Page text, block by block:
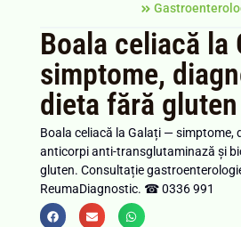
Boala celiacă la
simptome,
dieta fără gluten
Boala celiacă la Galați — simptome,
anticorpi anti-transglutaminază și
gluten. Consultație
ReumaDiagnostic. ☎ 0336 991